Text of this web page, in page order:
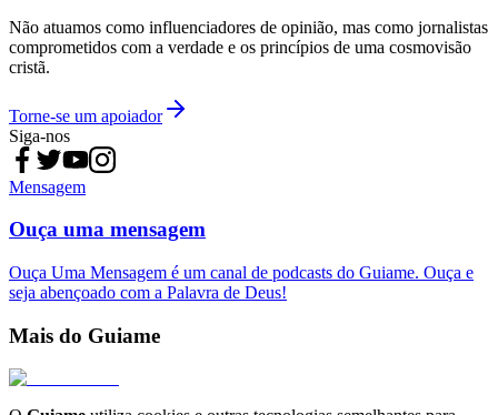
Não atuamos como influenciadores de opinião, mas como jornalistas
comprometidos com a verdade e os princípios de uma cosmovisão
cristã.
Torne-se um apoiador
Siga-nos
Mensagem
Ouça uma mensagem
Ouça Uma Mensagem é um canal de podcasts do Guiame. Ouça e
seja abençoado com a Palavra de Deus!
Mais do Guiame